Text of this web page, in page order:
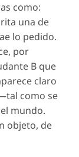
como:
una de
lo pedido.
por
B que
claro
como se
mundo.
objeto, de